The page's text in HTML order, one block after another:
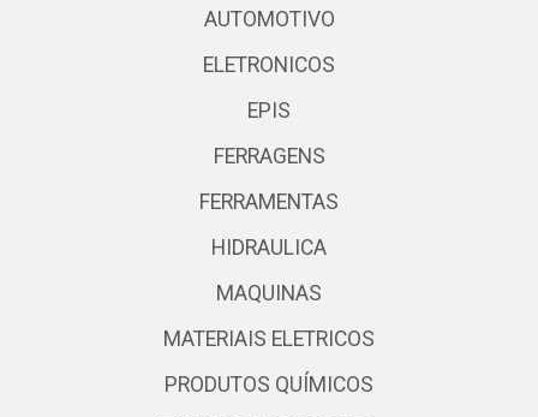
AUTOMOTIVO
ELETRONICOS
EPIS
FERRAGENS
FERRAMENTAS
HIDRAULICA
MAQUINAS
MATERIAIS ELETRICOS
PRODUTOS QUÍMICOS